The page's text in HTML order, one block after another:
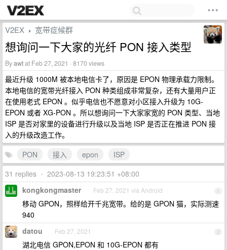
V2EX › 宽带症候群
想询问一下大家的光纤 PON 接入类型
Byawtat Feb 27, 2021 · 8170 views
最近升级 1000M 被本地电信卡了，原因是 EPON 物理承载力限制。
本地电信的宽带光纤接入 PON 种类组成非常复杂，还有大量用户正
在使用老式 EPON 。似乎电信也不愿意对小区接入升级为 10G-
EPON 或者 XG-PON 。所以想询问一下大家家宽的 PON 类型、当地
ISP 是否对家里的设备进行升级以及当地 ISP 是否正在推进 PON 接
入的升级改造工作。
PON
接入 epon
ISP
31 replies • 2023-08-13 19:23:51 +08:00
1
kongkongmaster Feb 27, 2021 via Android
移动 GPON，照样给开千兆宽带。给的是 GPON 猫，实际测速
940
2
datou Feb 27, 2021
湖北电信 GPON,EPON 和 10G-EPON 都有